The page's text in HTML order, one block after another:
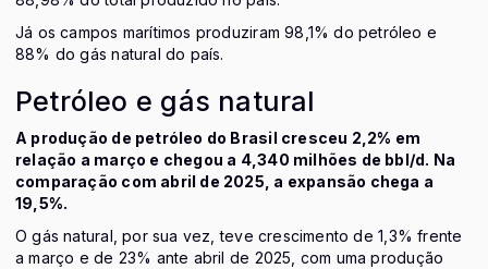
Já os campos marítimos produziram 98,1% do petróleo e
88% do gás natural do país.
Petróleo e gás natural
A produção de petróleo do Brasil cresceu 2,2% em
relação a março e chegou a 4,340 milhões de bbl/d. Na
comparação com abril de 2025, a expansão chega a
19,5%.
O gás natural, por sua vez, teve crescimento de 1,3% frente
a março e de 23% ante abril de 2025, com uma produção